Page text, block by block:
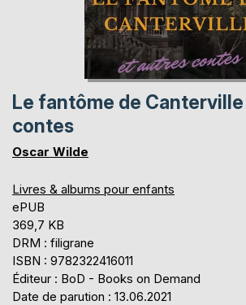
Le fantôme de
contes
Oscar Wilde
Livres & albums pour enfants
ePUB
369,7 KB
DRM : filigrane
ISBN : 9782322416011
Éditeur : BoD - Books on Demand
Date de parution : 13.06.2021